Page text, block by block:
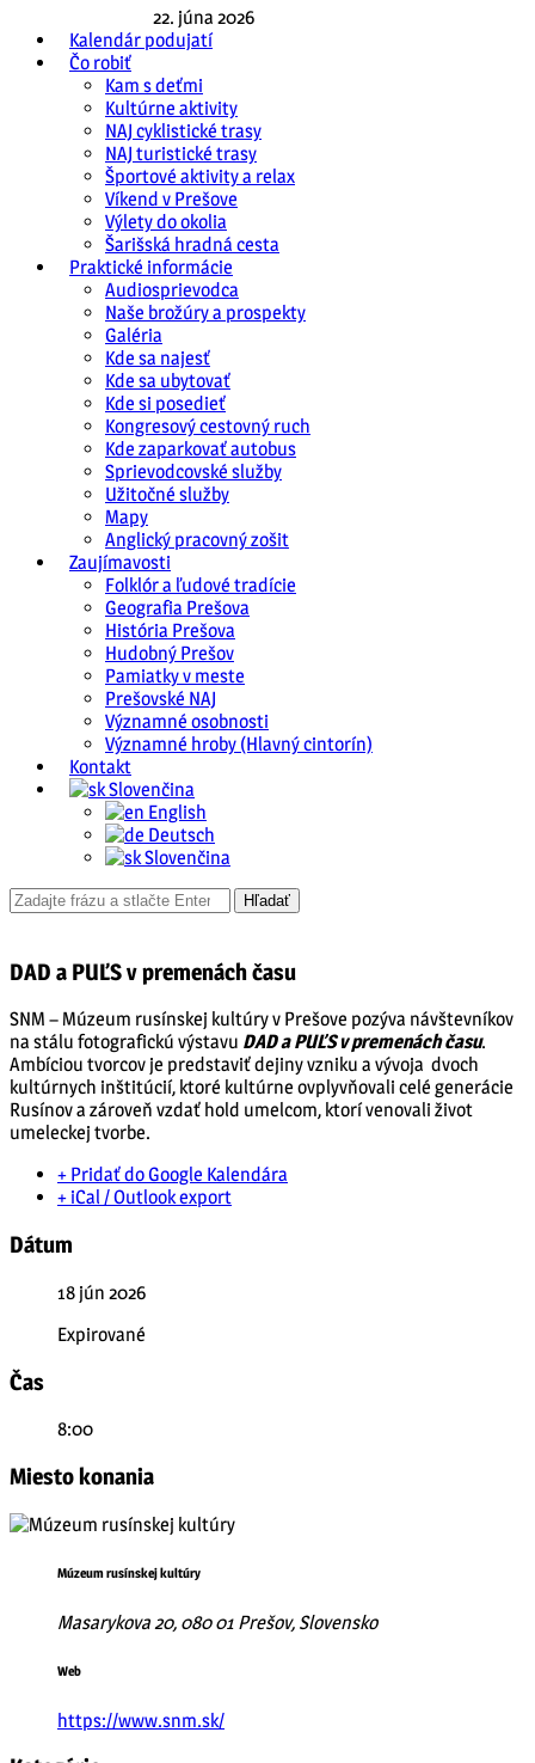
22. júna 2026
Kalendár podujatí
Čo robiť
Kam s deťmi
Kultúrne aktivity
NAJ cyklistické trasy
NAJ turistické trasy
Športové aktivity a relax
Víkend v Prešove
Výlety do okolia
Šarišská hradná cesta
Praktické informácie
Audiosprievodca
Naše brožúry a prospekty
Galéria
Kde sa najesť
Kde sa ubytovať
Kde si posedieť
Kongresový cestovný ruch
Kde zaparkovať autobus
Sprievodcovské služby
Užitočné služby
Mapy
Anglický pracovný zošit
Zaujímavosti
Folklór a ľudové tradície
Geografia Prešova
História Prešova
Hudobný Prešov
Pamiatky v meste
Prešovské NAJ
Významné osobnosti
Významné hroby (Hlavný cintorín)
Kontakt
Slovenčina
English
Deutsch
Slovenčina
DAD a PUĽS v premenách času
SNM – Múzeum rusínskej kultúry v Prešove pozýva návštevníkov
na stálu fotografickú výstavu DAD a PUĽS v premenách času.
Ambíciou tvorcov je predstaviť dejiny vzniku a vývoja dvoch
kultúrnych inštitúcií, ktoré kultúrne ovplyvňovali celé generácie
Rusínov a zároveň vzdať hold umelcom, ktorí venovali život
umeleckej tvorbe.
+ Pridať do Google Kalendára
+ iCal / Outlook export
Dátum
18 jún 2026
Expirované
Čas
8:00
Miesto konania
Múzeum rusínskej kultúry
Masarykova 20, 080 01 Prešov, Slovensko
Web
https://www.snm.sk/